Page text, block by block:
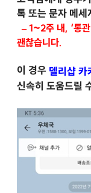
톡 또는 문자 메세
– 1~2주 내, ‘통
괜찮습니다.
이 경우 델리샵 카
신속히 도움드릴